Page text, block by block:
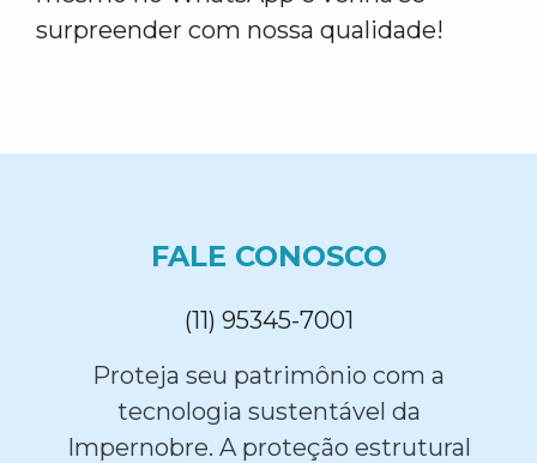
surpreender com nossa qualidade!
FALE CONOSCO
(11) 95345-7001
Proteja seu patrimônio com a
tecnologia sustentável da
Impernobre. A proteção estrutural